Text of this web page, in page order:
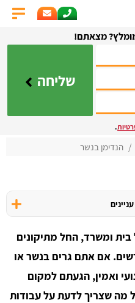
מצאתם!
שליחה
.
הנדימן בנשר
בית ומשרד, החל מתיקונים
אם אתם גרים בנשר או
ואמין, הגעתם למקום
מה שצריך לדעת על עבודות